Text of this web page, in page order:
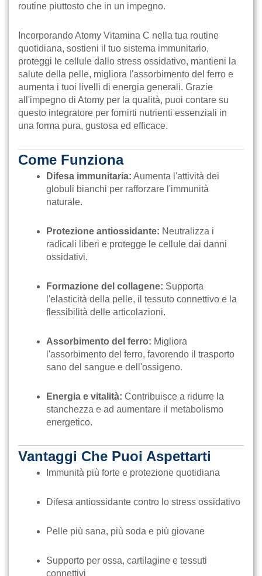
routine piuttosto che in un impegno.
Incorporando Atomy Vitamina C nella tua routine
quotidiana, sostieni il tuo sistema immunitario,
proteggi le cellule dallo stress ossidativo, mantieni la
salute della pelle, migliora l'assorbimento del ferro e
aumenta i tuoi livelli di energia generali. Grazie
all'impegno di Atomy per la qualità, puoi contare su
questo integratore per fornirti nutrienti essenziali in
una forma pura, gustosa ed efficace.
Come Funziona
Difesa immunitaria: Aumenta l'attività dei
globuli bianchi per rafforzare l'immunità
naturale.
Protezione antiossidante: Neutralizza i
radicali liberi e protegge le cellule dai danni
ossidativi.
Formazione del collagene: Supporta
l'elasticità della pelle, il tessuto connettivo e la
flessibilità delle articolazioni.
Assorbimento del ferro: Migliora
l'assorbimento del ferro, favorendo il trasporto
sano del sangue e dell'ossigeno.
Energia e vitalità: Contribuisce a ridurre la
stanchezza e ad aumentare il metabolismo
energetico.
Vantaggi Che Puoi Aspettarti
Immunità più forte e protezione quotidiana
Difesa antiossidante contro lo stress ossidativo
Pelle più sana, più soda e più giovane
Supporto per ossa, cartilagine e tessuti
connettivi